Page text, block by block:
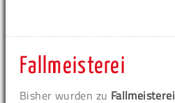
Fallmeisterei
Bisher wurden zu Fallmeisterei